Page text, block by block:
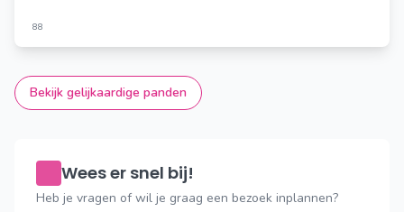
88
Bekijk gelijkaardige panden
Wees er snel bij!
Heb je vragen of wil je graag een bezoek inplannen?